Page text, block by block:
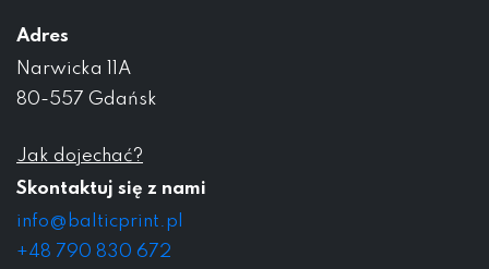
Adres
Narwicka 11A
80-557 Gdańsk
Jak dojechać?
Skontaktuj się z nami
info@balticprint.pl
+48 790 830 672